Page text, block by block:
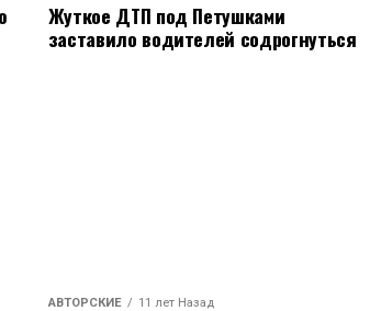
Жуткое ДТП под Петушками
заставило водителей содрогнуться
АВТОРСКИЕ 11 лет Назад